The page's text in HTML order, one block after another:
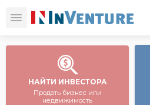
НАЙТИ ИНВЕСТОРА
Продать бизнес или
недвижимость